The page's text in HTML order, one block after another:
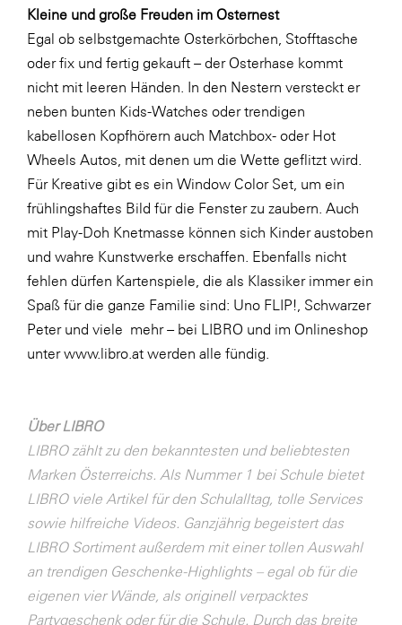
OptimaMed
PAGRO
PHH Rechtsanwält:innen
Primark
Salesforce
sebamed
SeneCura
SERVICE&MORE
SKINUANCE®
Somfy
Sony DADC
Trend Micro
TAG GmbH
VALETTA
Verband Druck Medien Österreich
Wirtschaftskammer Salzburg
WKS Fachgruppe Fahrzeughandel und
Kleine und große Freuden im Osternest
Egal ob selbstgemachte Osterkörbchen, Stofftasche
oder fix und fertig gekauft – der Osterhase kommt
nicht mit leeren Händen. In den Nestern versteckt er
neben bunten Kids-Watches oder trendigen
kabellosen Kopfhörern auch Matchbox- oder Hot
Wheels Autos, mit denen um die Wette geflitzt wird.
Für Kreative gibt es ein Window Color Set, um ein
frühlingshaftes Bild für die Fenster zu zaubern. Auch
mit Play-Doh Knetmasse können sich Kinder austoben
und wahre Kunstwerke erschaffen. Ebenfalls nicht
fehlen dürfen Kartenspiele, die als Klassiker immer ein
Spaß für die ganze Familie sind: Uno FLIP!, Schwarzer
Peter und viele mehr – bei LIBRO und im Onlineshop
unterwww.libro.at werden alle fündig.
Über LIBRO
LIBRO zählt zu den bekanntesten und beliebtesten
Marken Österreichs. Als Nummer 1 bei Schule bietet
LIBRO viele Artikel für den Schulalltag, tolle Services
sowie hilfreiche Videos. Ganzjährig begeistert das
LIBRO Sortiment außerdem mit einer tollen Auswahl
an trendigen Geschenke-Highlights – egal ob für die
eigenen vier Wände, als originell verpacktes
Partygeschenk oder für die Schule. Durch das breite